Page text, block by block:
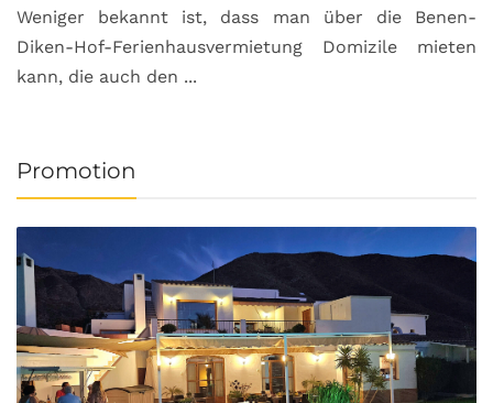
Weniger bekannt ist, dass man über die Benen-
Diken-Hof-Ferienhausvermietung Domizile mieten
kann, die auch den ...
Promotion